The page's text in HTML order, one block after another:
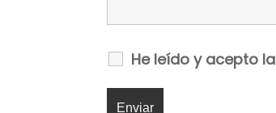
He leído y acepto la